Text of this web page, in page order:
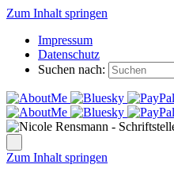
Zum Inhalt springen
Impressum
Datenschutz
Suchen nach:
Zum Inhalt springen